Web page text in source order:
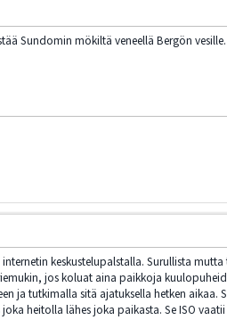
Sundomin mökiltä veneellä Bergön
keskustelupalstalla. Surullista
jos koluat aina paikkoja
ja tutkimalla sitä ajatuksella hetken aikaa.
heitolla lähes joka paikasta. Se ISO